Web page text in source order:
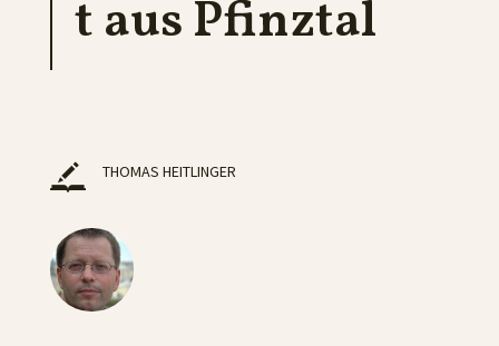
t aus Pfinztal
THOMAS HEITLINGER